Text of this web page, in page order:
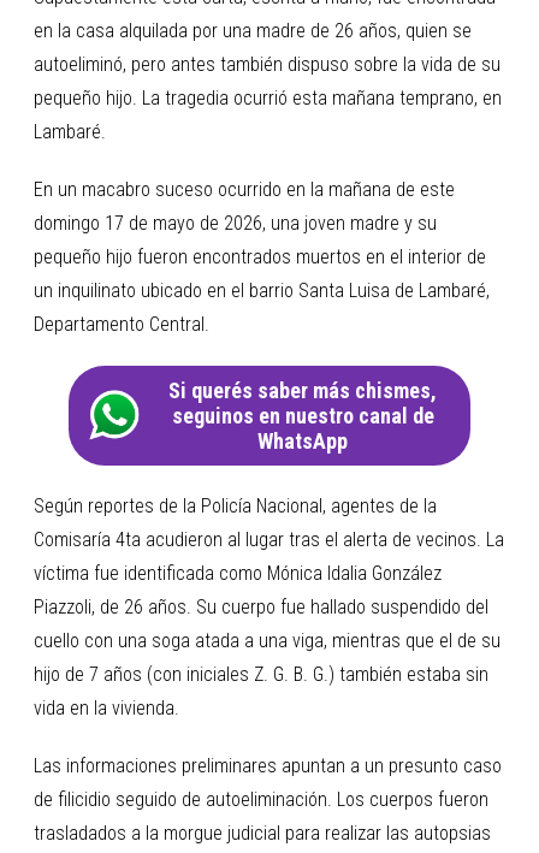
en la casa alquilada por una madre de 26 años, quien se
autoeliminó, pero antes también dispuso sobre la vida de su
pequeño hijo. La tragedia ocurrió esta mañana temprano, en
Lambaré.
En un macabro suceso ocurrido en la mañana de este
domingo 17 de mayo de 2026, una joven madre y su
pequeño hijo fueron encontrados muertos en el interior de
un inquilinato ubicado en el barrio Santa Luisa de Lambaré,
Departamento Central.
Si querés saber más chismes,
seguinos en nuestro canal de
WhatsApp
Según reportes de la Policía Nacional, agentes de la
Comisaría 4ta acudieron al lugar tras el alerta de vecinos. La
víctima fue identificada como Mónica Idalia González
Piazzoli, de 26 años. Su cuerpo fue hallado suspendido del
cuello con una soga atada a una viga, mientras que el de su
hijo de 7 años (con iniciales Z. G. B. G.) también estaba sin
vida en la vivienda.
Las informaciones preliminares apuntan a un presunto caso
de filicidio seguido de autoeliminación. Los cuerpos fueron
trasladados a la morgue judicial para realizar las autopsias